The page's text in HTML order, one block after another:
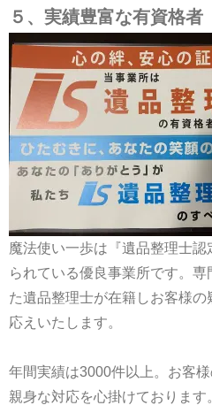
５、実績豊富な有資格者
魔法使い一歩は『遺品整理士
られている優良事業所です。専
た遺品整理士が在籍しお客様の
応えいたします。
年間実績は3000件以上。お客
親身な対応を心掛けております